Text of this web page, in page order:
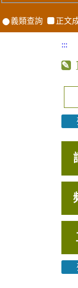
義類查詢 正文
:::